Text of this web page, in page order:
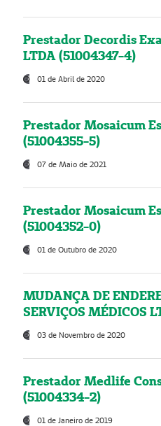
Prestador Decordis
LTDA (51004347-4)
01 de Abril de 2020
Prestador Mosaicum
(51004355-5)
07 de Maio de 2021
Prestador Mosaicum
(51004352-0)
01 de Outubro de 2020
MUDANÇA DE
SERVIÇOS MÉDICOS
03 de Novembro de 2020
Prestador Medlife
(51004334-2)
01 de Janeiro de 2019